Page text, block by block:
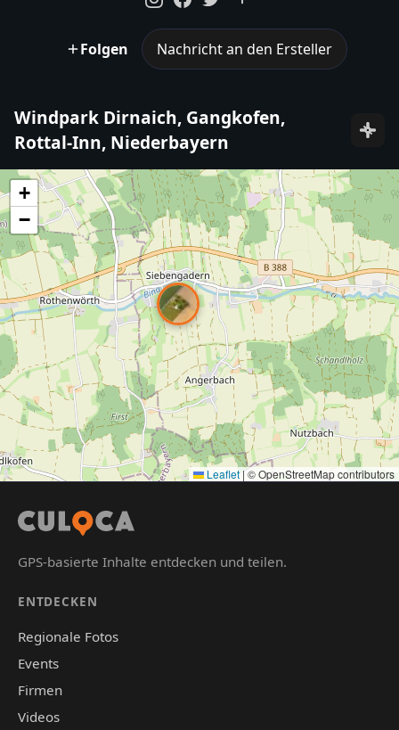
Folgen Nachricht an den Ersteller
Windpark Dirnaich, Gangkofen,
Rottal-Inn, Niederbayern
+
−
Leaflet |© OpenStreetMap contributors
GPS-basierte Inhalte entdecken und teilen.
ENTDECKEN
Regionale Fotos
Events
Firmen
Videos